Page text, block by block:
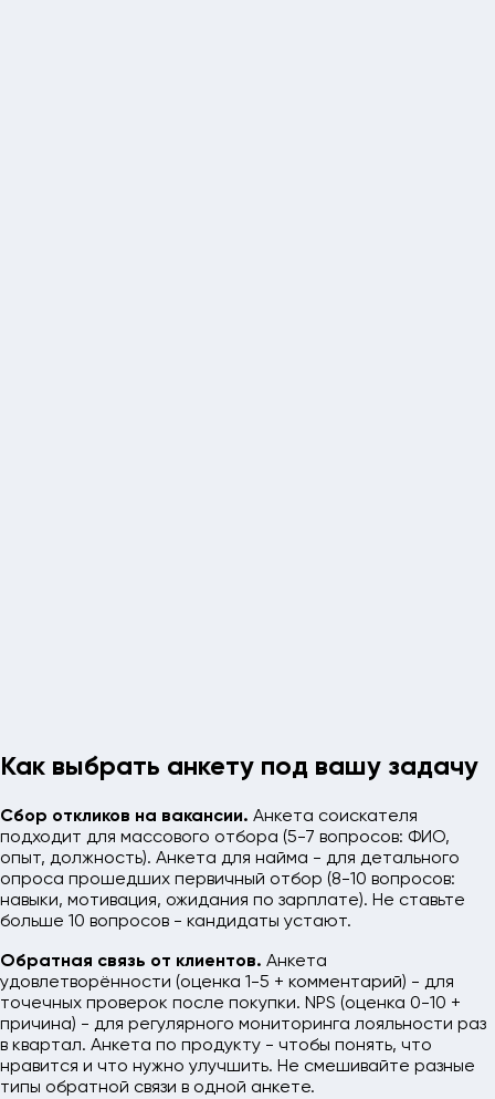
Как выбрать анкету под вашу задачу
Сбор откликов на вакансии. Анкета соискателя
подходит для массового отбора (5-7 вопросов: ФИО,
опыт, должность). Анкета для найма - для детального
опроса прошедших первичный отбор (8-10 вопросов:
навыки, мотивация, ожидания по зарплате). Не ставьте
больше 10 вопросов - кандидаты устают.
Обратная связь от клиентов. Анкета
удовлетворённости (оценка 1-5 + комментарий) - для
точечных проверок после покупки. NPS (оценка 0-10 +
причина) - для регулярного мониторинга лояльности раз
в квартал. Анкета по продукту - чтобы понять, что
нравится и что нужно улучшить. Не смешивайте разные
типы обратной связи в одной анкете.